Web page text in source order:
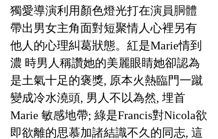
獨愛導演利用顏色燈光打在演員胴體
帶出男女主角面對短聚情人心裡另有
他人的心理糾葛狀態。紅是Marie情到
濃 時男人稱讚她的美麗眼睛她卻認為
是土氣十足的褒獎, 原本火熱臨門一蹴
變成冷水澆頭, 男人不以為然, 埋首
Marie 敏感地帶; 綠是Francis對Nicola欲
即欲離的思慕加諸結識不久的同志, 這